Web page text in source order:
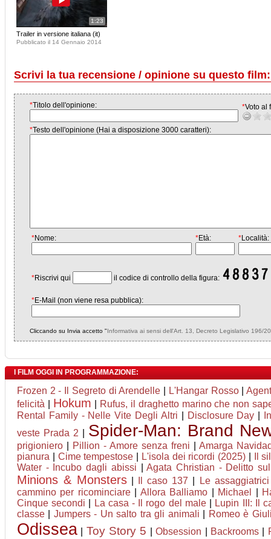
1:23
Trailer in versione italiana (it)
Pubblicato il 14 Gennaio 2014
Scrivi la tua recensione / opinione su questo
*Titolo dell'opinione: *Voto al
*Testo dell'opinione (Hai a disposizione 3000 caratteri):
*Nome: *Età: *Località:
*Riscrivi qui il codice di controllo della figura:
*E-Mail (non viene resa pubblica):
Cliccando su Invia accetto "Informativa ai sensi dell'Art. 13, Decreto Legislativo 196/
I FILM OGGI IN PROGRAMMAZIONE:
Frozen 2 - Il Segreto di Arendelle L'Hangar Rosso|
felicità
Hokum
Rufus, il draghetto marino che non
Rental Family - Nelle Vite Degli Altri
Disclosure Day
veste Prada 2
Spider-Man: Brand
prigioniero Pillion - Amore senza freni
Amarga
pianura
Cime tempestose L'isola dei ricordi (2025)
Il
Water - Incubo dagli abissi |Agata Christian - Delitto
Minions & Monsters Il caso 137 Le assaggiatrici
cammino per ricominciare| Allora Balliamo Michael
Cinque secondi
La casa - Il rogo del male|
Lupin III: Il
classe
Jumpers - Un salto tra gli animali Romeo è
Odissea Toy Story 5 |Obsession Backrooms|